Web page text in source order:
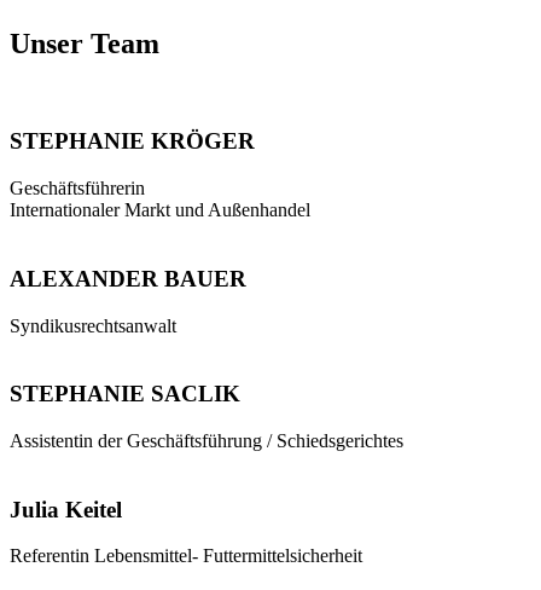
Unser Team
STEPHANIE KRÖGER
Geschäftsführerin
Internationaler Markt und Außenhandel
ALEXANDER BAUER
Syndikusrechtsanwalt
STEPHANIE SACLIK
Assistentin der Geschäftsführung / Schiedsgerichtes
Julia Keitel
Referentin Lebensmittel- Futtermittelsicherheit